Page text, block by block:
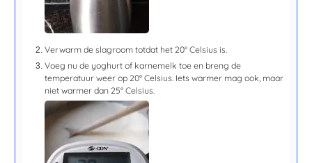
Verwarm de slagroom totdat het 20° Celsius is.
Voeg nu de yoghurt of karnemelk toe en breng de
temperatuur weer op 20° Celsius. Iets warmer mag ook, maar
niet warmer dan 25° Celsius.